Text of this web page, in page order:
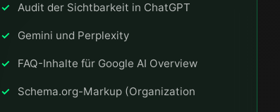
Audit der Sichtbarkeit in ChatGPT
Gemini und Perplexity
FAQ-Inhalte für Google AI Overview
Schema.org-Markup (Organization